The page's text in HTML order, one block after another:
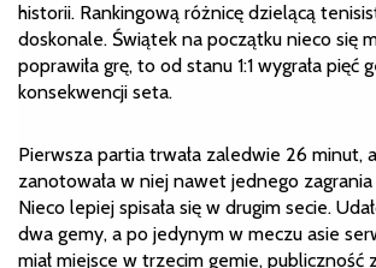
historii. Rankingową różnicę dzielącą
doskonale. Świątek na początku nieco się
poprawiła grę, to od stanu 1:1 wygrała pięć
konsekwencji seta.
Pierwsza partia trwała zaledwie 26 minut,
zanotowała w niej nawet jednego
Nieco lepiej spisała się w drugim secie.
dwa gemy, a po jedynym w meczu asie
miał miejsce w trzecim gemie, publiczność